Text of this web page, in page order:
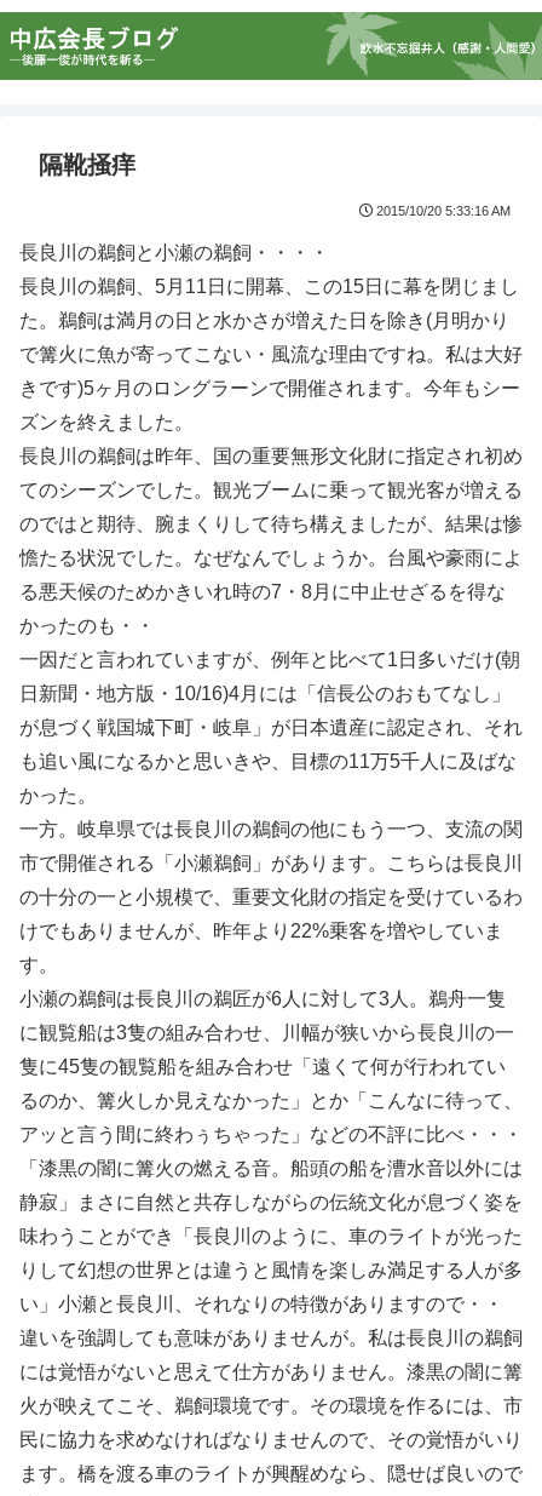
隔靴掻痒
2015/10/20 5:33:16 AM
長良川の鵜飼と小瀬の鵜飼・・・・
長良川の鵜飼、5月11日に開幕、この15日に幕を閉じまし
た。鵜飼は満月の日と水かさが増えた日を除き(月明かり
で篝火に魚が寄ってこない・風流な理由ですね。私は大好
きです)5ヶ月のロングラーンで開催されます。今年もシー
ズンを終えました。
長良川の鵜飼は昨年、国の重要無形文化財に指定され初め
てのシーズンでした。観光ブームに乗って観光客が増える
のではと期待、腕まくりして待ち構えましたが、結果は惨
憺たる状況でした。なぜなんでしょうか。台風や豪雨によ
る悪天候のためかきいれ時の7・8月に中止せざるを得な
かったのも・・
一因だと言われていますが、例年と比べて1日多いだけ(朝
日新聞・地方版・10/16)4月には「信長公のおもてなし」
が息づく戦国城下町・岐阜」が日本遺産に認定され、それ
も追い風になるかと思いきや、目標の11万5千人に及ばな
かった。
一方。岐阜県では長良川の鵜飼の他にもう一つ、支流の関
市で開催される「小瀬鵜飼」があります。こちらは長良川
の十分の一と小規模で、重要文化財の指定を受けているわ
けでもありませんが、昨年より22%乗客を増やしていま
す。
小瀬の鵜飼は長良川の鵜匠が6人に対して3人。鵜舟一隻
に観覧船は3隻の組み合わせ、川幅が狭いから長良川の一
隻に45隻の観覧船を組み合わせ「遠くて何が行われてい
るのか、篝火しか見えなかった」とか「こんなに待って、
アッと言う間に終わぅちゃった」などの不評に比べ・・・
「漆黒の闇に篝火の燃える音。船頭の船を漕水音以外には
静寂」まさに自然と共存しながらの伝統文化が息づく姿を
味わうことができ「長良川のように、車のライトが光った
りして幻想の世界とは違うと風情を楽しみ満足する人が多
い」小瀬と長良川、それなりの特徴がありますので・・
違いを強調しても意味がありませんが。私は長良川の鵜飼
には覚悟がないと思えて仕方がありません。漆黒の闇に篝
火が映えてこそ、鵜飼環境です。その環境を作るには、市
民に協力を求めなければなりませんので、その覚悟がいり
ます。橋を渡る車のライトが興醒めなら、隠せば良いので